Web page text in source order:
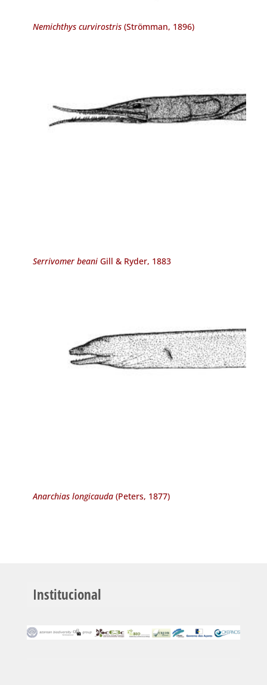
Nemichthys curvirostris(Strömman, 1896)
Serrivomer beaniGill & Ryder, 1883
Anarchias longicauda(Peters, 1877)
Institucional